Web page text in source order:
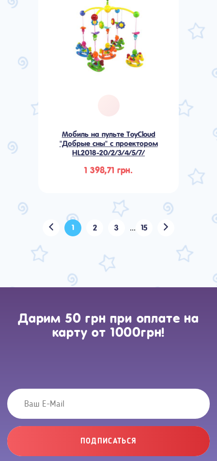
Мобиль на пульте ToyCloud
"Добрые сны" с проектором
HL2018-20/2/3/4/5/7/
1 398,71 грн.
1 2 3 ... 15
Дарим 50 грн при оплате на
карту от 1000грн!
ПОДПИСАТЬСЯ